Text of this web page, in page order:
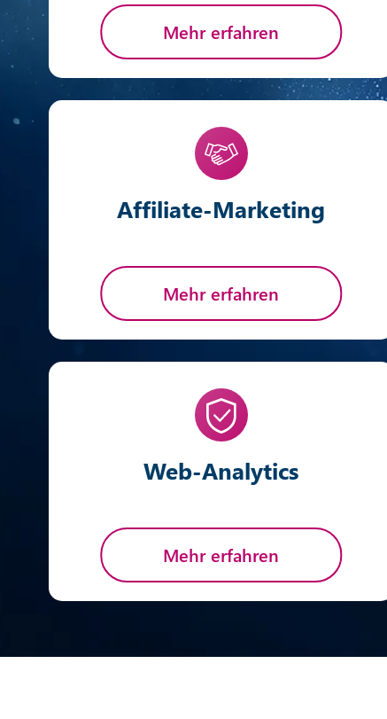
Mehr erfahren
Affiliate-Marketing
Mehr erfahren
Web-Analytics
Mehr erfahren